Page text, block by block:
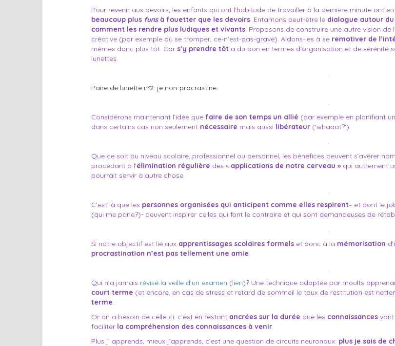
Pour revenir aux devoirs, les enfants qui ont l’habitude de travailler à la dernière minute ont
beaucoup plus funs à fouetter que les devoirs. Entamons peut-être le dialogue autour
comment les rendre plus ludiques et vivants. Proposons de construire une autre vision
créative (par exemple où se tromper, ce-n’est-pas-grave). Aidons-les à se remotiver de
mêmes donc plus tôt. Car s’y prendre tôt a du bon en termes d’organisation et de sérénité
lunettes.
.
Paire de lunette n°2: je non-procrastine
.
Considérons maintenant l’idée que faire de son temps un allié (par exemple en planifiant
dans certains cas non seulement nécessaire mais aussi libérateur (‘whaaat?’).
.
Que ce soit au niveau scolaire, professionnel ou personnel, les bénéfices peuvent s’avérer
procédant à l’élimination régulière des « applications de notre cerveau » qui autrement
pourrait servir à autre chose.
.
C’est là que les personnes organisées qui anticipent comme elles respirent– et dont le
(qui me parle?)- peuvent inspirer celles qui font le contraire et qui sont demandeuses de
.
Si notre objectif est lié aux apprentissages scolaires formels et donc à la mémorisation
procrastination n’est pas tellement une amie.
.
Qui n’a jamais révisé la veille d’un examen (lien)? Une technique adoptée par moults
court terme (et encore, en cas de stress et retard de sommeil le taux de restitution est
terme.
Or on a besoin de celle-ci: c’est en restant ancrées sur la durée que les connaissances
faciliter la compréhension des connaissances à venir.
Plus j’ apprends, mieux j’apprends, c’est une question de circuits neuronaux: plus je sais de